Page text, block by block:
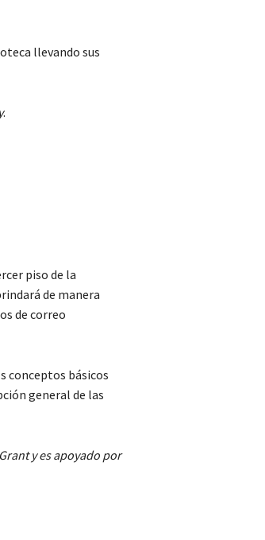
llevando sus
.
piso de la
de manera
de correo
conceptos básicos
general de las
y es apoyado por